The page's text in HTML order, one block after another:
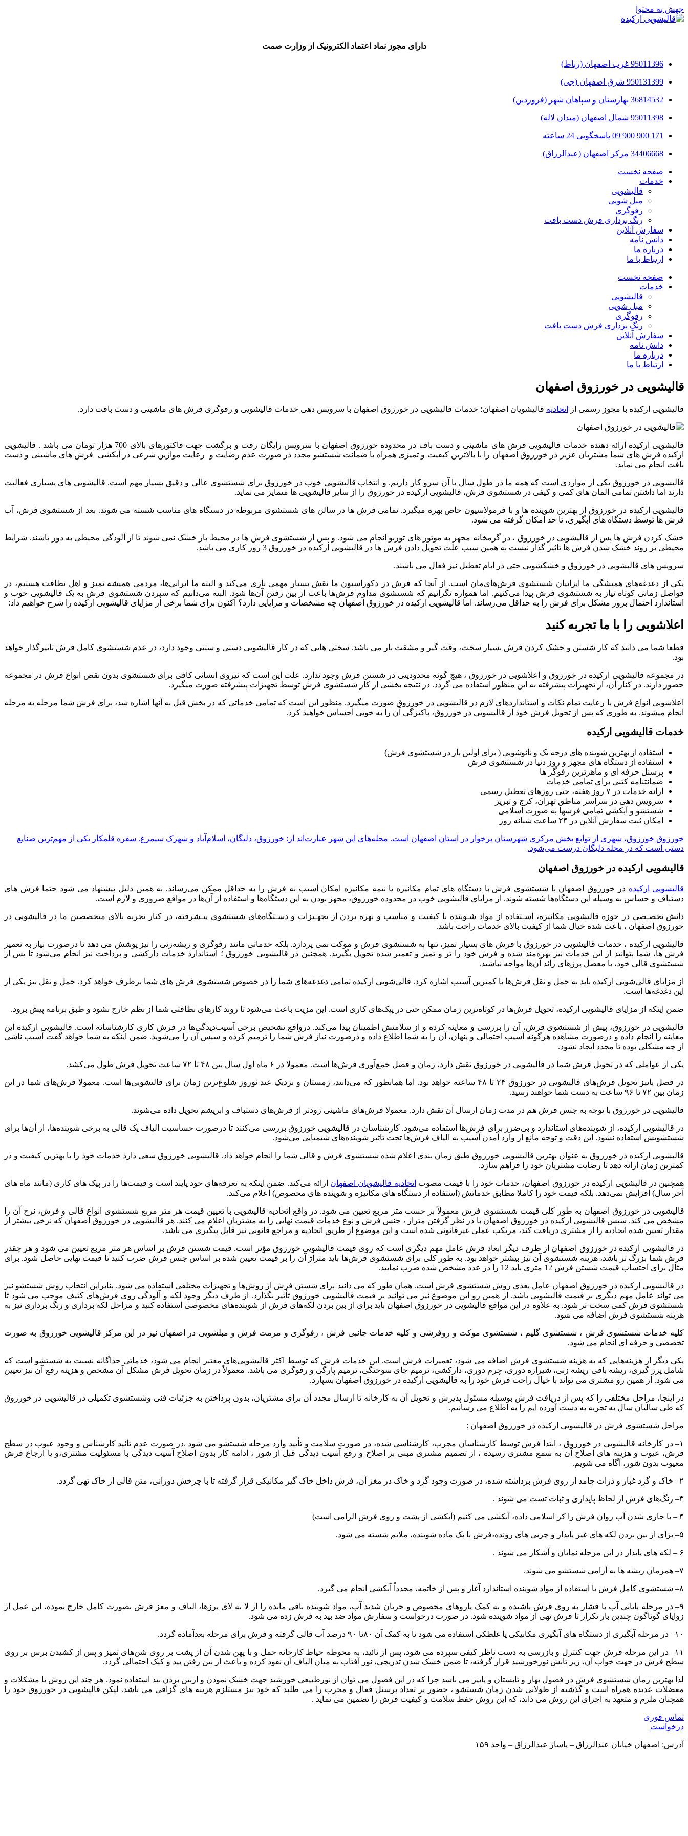
جهش به محتوا
دارای مجوز نماد اعتماد الکترونیک از وزارت صمت
95011396 غرب اصفهان (رباط)
950131399 شرق اصفهان (جی)
36814532 بهارستان و سپاهان شهر (فروردین)
95011398 شمال اصفهان (میدان لاله)
171 900 900 09 پاسخگویی 24 ساعته
34406668 مرکز اصفهان (عبدالرزاق)
صفحه نخست
خدمات
قالیشویی
مبل شویی
رفوگری
رنگ برداری فرش دست بافت
سفارش آنلاین
دانش نامه
درباره ما
ارتباط با ما
صفحه نخست
خدمات
قالیشویی
مبل شویی
رفوگری
رنگ برداری فرش دست بافت
سفارش آنلاین
دانش نامه
درباره ما
ارتباط با ما
قالیشویی در خورزوق اصفهان
قالیشویی ارکیده با مجوز رسمی از اتحادیه قالیشویان اصفهان؛ خدمات قالیشویی در خورزوق اصفهان با سرویس دهی خدمات قالیشویی و رفوگری فرش های ماشینی و دست بافت دارد.
قالیشویی ارکیده ارائه دهنده خدمات قالیشویی فرش های ماشینی و دست باف در محدوده خورزوق اصفهان با سرویس رایگان رفت و برگشت جهت فاکتورهای بالای هزار تومان می باشد . قالیشویی
ارکیده فرش های شما مشتریان عزیز در خورزوق اصفهان را با بالاترین کیفیت و تمیزی همراه با ضمانت شستشو مجدد در صورت عدم رضایت و رعایت موازین شرعی در آبکشی فرش های ماشینی و دست
بافت انجام می نماید.
قالیشویی در خورزوق یکی از مواردی است که همه ما در طول سال با آن سرو کار داریم. و انتخاب قالیشویی خوب در خورزوق برای شستشوی عالی و دقیق بسیار مهم است. قالیشویی های بسیاری فعالیت
دارند اما داشتن تمامی المان های کمی و کیفی در شستشوی فرش، قالیشویی ارکیده در خورزوق را از سایر قالیشویی ها متمایز می نماید.
قالیشویی ارکیده در خورزوق از بهترین شوینده ها و با فرمولاسیون خاص بهره میگیرد. تمامی فرش ها در سالن های شستشوی مربوطه در دستگاه های مناسب شسته می شوند. بعد از شستشوی فرش،
آب
فرش ها توسط دستگاه های آبگیری، تا حد امکان گرفته می شود.
خشک کردن فرش ها پس از قالیشویی در خورزوق ، در گرمخانه مجهز به موتور های توربو انجام می شود. و پس از شستشوی فرش ها در محیط باز خشک نمی شوند تا از آلودگی محیطی به دور باشند. شرایط
محیطی بر روند خشک شدن فرش ها تاثیر گذار نیست به همین سبب علت تحویل دادن فرش ها در قالیشویی ارکیده در خورزوق روز کاری می باشد.
سرویس های قالیشویی در خورزوق و خشکشویی حتی در ایام تعطیل نیز فعال می باشند.
یکی از دغدغه‌های همیشگی ما ایرانیان شستشوی فرش‌های‌مان است. از آنجا که فرش در دکوراسیون ما نقش بسیار مهمی بازی می‌کند و البته ما ایرانی‌ها، مردمی همیشه تمیز و اهل نظافت هستیم، در
فواصل زمانی کوتاه نیاز به شستشوی فرش پیدا می‌کنیم. اما همواره نگرانیم که شستشوی مداوم فرش‌ها باعث از بین رفتن آن‌ها شود. البته می‌دانیم که سپردن شستشوی فرش به یک قالیشویی خوب و
استاندارد احتمال بروز مشکل برای فرش را به‌ حداقل می‌رساند. اما قالیشویی ارکیده در خورزوق اصفهان چه مشخصات و مزایایی دارد؟ اکنون برای شما برخی از مزایای قالیشویی ارکیده را شرح خواهیم داد:
اعلاشویی را با ما تجربه کنید
قطعا شما می دانید که کار شستن و خشک کردن فرش بسیار سخت، وقت گیر و مشقت بار می باشد. سختی هایی که در کار قالیشویی دستی و سنتی وجود دارد، در عدم شستشوی کامل فرش تاثیرگذار خواهد
بود.
در مجموعه قالیشویی ارکیده در خورزوق و اعلاشویی در خورزوق ، هیچ گونه محدودیتی در شستن فرش وجود ندارد. علت این است که نیروی انسانی کافی برای شستشوی بدون نقص انواع فرش در مجموعه
حضور دارند. در کنار آن، از تجهیزات پیشرفته به این منظور استفاده می گردد. در نتیجه بخشی از کار شستشوی فرش توسط تجهیزات پیشرفته صورت میگیرد.
اعلاشویی انواع فرش با رعایت تمام نکات و استانداردهای لازم در قالیشویی در خورزوق صورت میگیرد. منظور این است که تمامی خدماتی که در بخش قبل به آنها اشاره شد، برای فرش شما مرحله به مرحله
انجام میشوند. به طوری که پس از تحویل فرش خود از قالیشویی در خورزوق، پاکیزگی آن را به خوبی احساس خواهید کرد.
خدمات قالیشویی ارکیده
استفاده از بهترین شوینده های درجه یک و نانوشویی ( برای اولین بار در شستشوی فرش)
استفاده از دستگاه های مجهز و روز دنیا در شستشوی فرش
پرسنل حرفه ای و ماهرترین رفوگر ها
ضمانتنامه کتبی برای تمامی خدمات
ارائه خدمات در ۷ روز هفته، حتی روزهای تعطیل رسمی
سرویس دهی در سراسر مناطق تهران، کرج و تبریز
شستشو و آبکشی تمامی فرشها به صورت اسلامی
امکان ثبت سفارش آنلاین در ۲۴ ساعت شبانه روز
خورزوق خورزوق، شهری از توابع بخش مرکزی شهرستان برخوار در استان اصفهان است. محله‌های این شهر عبارت‌اند از: خورزوق، دلیگان، اسلام‌آباد و شهرک سیمرغ. سفره قلمکار یکی از مهم‌ترین صنایع
دستی است که در محله دلیگان درست می‌شود.
قالیشویی ارکیده در خورزوق اصفهان
قالیشویی ارکیده در خورزوق اصفهان با شستشوی فرش با دستگاه‌ های تمام مکانیزه یا نیمه مکانیزه امکان آسیب به فرش را به حداقل ممکن می‌رساند. به‌ همین دلیل پیشنهاد می‌ شود حتما فرش‌ های
دستباف و حساس به وسیله این دستگاه‌ها شسته شوند. از مزایای قالیشویی خوب در محدوده خورزوق، مجهز بودن به این دستگاه‌ها و استفاده از آن‌ها در مواقع ضروری و لازم است.
دانش تخصـصی در حوزه قالیشویی مکانیزه، اسـتفاده از مواد شـوینده با کیفیت و مناسب و بهره بردن از تجهـیزات و دسـتگاه‌های شستشوی پیـشرفته، در کنار تجربه بالای متخصصین ما در قالیشویی در
خورزوق اصفهان ، باعث شده خیال شما از کیفیت بالای خدمات راحت باشد.
قالیشویی ارکیده ، خدمات قالیشویی در خورزوق با فرش های بسیار تمیز، تنها به شستشوی فرش و موکت نمی‌ پردازد. بلکه خدماتی مانند رفوگری و ریشه‌زنی را نیز پوشش می‌ دهد تا درصورت نیاز به تعمیر
فرش‌ ها، شما بتوانید از این خدمات نیز بهره‌مند شده و فرش خود را تر و تمیز و تعمیر شده تحویل بگیرید.همچنین در قالیشویی خورزوق ؛ استاندارد خدمات دارکشی و پرداخت نیز انجام می‌شود تا پس
از
شستشوی قالی خود، با معضل پرزهای زائد آن‌ها مواجه نباشید.
از مزایای قالی‌شویی ارکیده باید به حمل و نقل فرش‌ها با کمترین آسیب اشاره کرد. قالی‌شویی ارکیده تمامی دغدغه‌های شما را در خصوص شستشوی فرش‌ های شما برطرف خواهد کرد. حمل و نقل نیز یکی از
این دغدغه‌ها است.
ضمن اینکه از مزایای قالیشویی ارکیده، تحویل فرش‌ها در کوتاه‌ترین زمان ممکن حتی در پیک‌های کاری است. این مزیت باعث می‌شود تا روند کارهای نظافتی شما از نظم خارج نشود و طبق برنامه پیش برود.
قالیشویی در خورزوق، پیش از شستشوی فرش، آن را بررسی و معاینه کرده و از سلامتش اطمینان پیدا می‌کند.درواقع تشخیص برخی آسیب‌دیدگی‌ها در فرش کاری کارشناسانه است. قالیشویی ارکیده
این
معاینه را انجام داده و درصورت مشاهده هرگونه آسیب احتمالی و پنهان، آن را به شما اطلاع داده و درصورت نیاز فرش شما را ترمیم کرده و سپس آن را می‌شوید. ضمن اینکه به شما خواهد گفت آسیب ناشی
از چه مشکلی بوده تا مجدد ایجاد نشود.
یکی از عواملی که در تحویل فرش شما در قالیشویی در خورزوق نقش دارد، زمان و فصل جمع‌آوری فرش‌ها است. معمولا در ۶ ماه اول سال بین ۴۸ تا ۷۲ ساعت تحویل فرش طول می‌کشد.
در فصل پاییز تحویل فرش‌های قالیشویی در خورزوق ۲۴ تا ۴۸ ساعته خواهد بود. اما همانطور که می‌دانید، زمستان و نزدیک عید نوروز شلوغ‌ترین زمان برای قالیشویی‌ها است. معمولا فرش‌های شما در
این
زمان بین ۷۲ تا ۹۶ ساعت به دست شما خواهند رسید.
قالیشویی در خورزوق با توجه به جنس فرش هم در مدت زمان ارسال آن نقش دارد. معمولا فرش‌های ماشینی زودتر از فرش‌های دستباف و ابریشم تحویل داده می‌شوند.
در قالیشویی ارکیده، از شوینده‌های استاندارد و بی‌ضرر برای فرش‌ها استفاده می‌شود.کارشناسان در قالیشویی خورزوق بررسی می‌کنند تا درصورت حساسیت الیاف یک قالی به برخی شوینده‌ها، از آن‌ها برای
شستشویش استفاده نشود. این دقت و توجه مانع از وارد آمدن آسیب به الیاف فرش‌ها تحت تاثیر شوینده‌های شیمیایی می‌شود.
قالیشویی ارکیده در خورزوق به عنوان بهترین قالیشویی خورزوق طبق زمان بندی اعلام شده شستشوی فرش و قالی شما را انجام خواهد داد. قالیشویی خورزوق سعی دارد خدمات خود را با بهترین کیفیت و در
کمترین زمان ارائه دهد تا رضایت مشتریان خود را فراهم سازد.
همچنین در قالیشویی ارکیده در خورزوق اصفهان، خدمات خود را با قیمت مصوب اتحادیه قالیشویان اصفهان ارائه می‌کند. ضمن اینکه به تعرفه‌های خود پایند است و قیمت‌ها را در پیک‌ های کاری (مانند ماه‌ های
آخر سال) افزایش نمی‌دهد. بلکه قیمت خود را کاملا مطابق خدماتش ( استفاده از دستگاه های مکانیزه و شوینده‌ های مخصوص) اعلام می‌کند.
قالیشویی در خورزوق اصفهان به طور کلی قیمت شستشوی فرش معمولاً بر حسب متر مربع تعیین می شود. در واقع اتحادیه قالیشویی با تعیین قیمت هر متر مربع شستشوی انواع قالی و فرش، نرخ آن را
مشخص می کند. سپس قالیشویی ارکیده در خورزوق اصفهان با در نظر گرفتن متراژ ، جنس فرش و نوع خدمات قیمت نهایی را به مشتریان اعلام می کنند.هر قالیشویی در خورزوق اصفهان که نرخی بیشتر
از
مقدار تعیین شده اتحادیه را از مشتری دریافت کند، مرتکب عملی غیرقانونی شده است و این موضوع از طریق اتحادیه و مراجع قانونی نیز قابل پیگیری می باشد.
در قالیشویی ارکیده در خورزوق اصفهان از طرف دیگر ابعاد فرش عامل مهم دیگری است که روی قیمت قالیشویی خورزوق مؤثر است. قیمت شستن فرش بر اساس هر متر مربع تعیین می شود و هر چقدر
فرش شما بزرگ تر باشد، هزینه شستشوی آن نیز بیشتر خواهد بود. به طور کلی برای شستشوی فرش‌ها باید متراژ آن را بر قیمت تعیین شده بر اساس جنس فرش ضرب کنید تا قیمت نهایی حاصل شود. برای
مثال برای احتساب قیمت شستن فرش متری باید را در عدد مشخص شده ضرب نمایید.
در قالیشویی ارکیده در خورزوق اصفهان عامل بعدی روش شستشوی فرش است.همان طور که می دانید برای شستن فرش از روش‌ها و تجهیزات مختلفی استفاده می شود. بنابراین انتخاب روش شستشو نیز
می تواند عامل مهم دیگری بر قیمت قالیشویی باشد. از همین رو این موضوع نیز می توانید بر قیمت قالیشویی خورزوق تأثیر بگذارد. از طرف دیگر وجود لکه و آلودگی روی فرش‌های کثیف موجب می شود تا
شستشوی فرش کمی سخت تر شود. به علاوه در این مواقع قالیشویی در خورزوق اصفهان باید برای از بین بردن لکه‌های فرش از شوینده‌های مخصوصی استفاده کنید و مراحل لکه برداری و رنگ برداری نیز به
هزینه شستشوی فرش اضافه می شود.
کلیه خدمات شستشوی فرش ، شستشوی گلیم ، شستشوی موکت و روفرشی و کلیه خدمات جانبی فرش ، رفوگری و مرمت فرش و مبلشویی در اصفهان نیز در این مرکز قالیشویی خورزوق به صورت
تخصصی و حرفه ای انجام می شود.
یکی دیگر از هزینه‌هایی که به هزینه شستشوی فرش اضافه می شود، تعمیرات فرش است. این خدمات فرش که توسط اکثر قالیشویی‌های معتبر انجام می شود، خدماتی جداگانه نسبت به شستشو است که
شامل پرز گیری، ریشه بافی ریشه زنی، شیرازه دوری، چرم دوری، دارکشی، ترمیم جای سوختگی، ترمیم پارگی و رفوگری می باشد. معمولاً در زمان تحویل فرش مشکل آن مشخص و هزینه رفع آن نیز تعیین
می شود. از همین رو مشتری می تواند با خیال راحت فرش خود را به قالیشویی ارکیده در خورزوق اصفهان بسپارد.
در اینجا، مراحل مختلفی را که پس از دریافت فرش بوسیله مسئول پذیرش و تحویل آن به کارخانه تا ارسال مجدد آن برای مشتریان، بدون پرداختن به جزئیات فنی وشستشوی تکمیلی در قالیشویی در خورزوق
که طی سالیان سال به تجربه به دست آورده ایم را به اطلاع می رسانیم.
مراحل شستشوی فرش در قالیشویی ارکیده در خورزوق اصفهان :
۱–در کارخانه قالیشویی در خورزوق ، ابتدا فرش توسط کارشناسان مجرب، کارشناسی شده، در صورت سلامت و تأیید وارد مرحله شستشو می شود .در صورت عدم تائید کارشناس و وجود عیوب در
سطح
فرش، عیوب و هزینه های اصلاح آن به سمع مشتری رسیده ، از تصمیم مشتری مبنی بر اصلاح و رفع آسیب دیدگی قبل از شور ، ادامه کار بدون اصلاح آسیب دیدگی با مسئولیت مشتری،و یا ارجاع فرش
معیوب بدون شور، آگاه می شویم.
۲– خاک و گرد غبار و ذرات جامد از روی فرش برداشته شده، در صورت وجود گرد و خاک در مغز آن، فرش داخل خاک گیر مکانیکی قرار گرفته تا با چرخش دورانی، متن قالی از خاک تهی گردد.
۳– رنگ‌های فرش از لحاظ پایداری و ثبات تست می شوند .
۴ – با جاری شدن آب روان فرش را کر اسلامی داده، آبکشی می کنیم ( آبکشی از پشت و روی فرش الزامی است)
۵– برای از بین بردن لکه های غیر پایدار و چربی های رونده،فرش با یک ماده شوینده، ملایم شسته می شود.
۶ – لکه های پایدار در این مرحله نمایان و آشکار می شوند .
۷– همزمان ریشه ها به آرامی شستشو می شوند.
۸– شستشوی کامل فرش با استفاده از مواد شوینده استاندارد آغاز و پس از خاتمه، مجدداً آبکشی انجام می گیرد.
۹–در مرحله پایانی آب با فشار به روی فرش پاشیده و به کمک پاروهای مخصوص و جریان شدید آب، مواد شوینده باقی مانده را از لا به لای پرزها، الیاف و مغز فرش بصورت کامل خارج نموده، این عمل
از
زوایای گوناگون چندین بار تکرار تا فرش تهی از مواد شوینده شود. در صورت درخواست و سفارش مواد ضد بید به فرش زده می شود.
۱۰– در مرحله آبگیری از دستگاه های آبگیری مکانیکی یا غلطکی استفاده می شود تا به کمک آن ۸۰تا ۹۰ درصد آب قالی گرفته و فرش برای مرحله بعدآماده گردد.
۱۱–در این مرحله فرش جهت کنترل و بازرسی به دست ناظر کیفی سپرده می شود، پس از تائید، به محوطه حیاط کارخانه حمل و با پهن شدن آن از پشت بر روی شن‌های تمیز و پس از کشیدن برس بر روی
سطح فرش در جهت خواب آن، زیر تابش نورخورشید قرار گرفته، تا ضمن خشک شدن تدریجی، نور آفتاب به میان الیاف آن نفوذ کرده و باعث از بین رفتن بید و کپک احتمالی گردد.
لذا بهترین زمان شستشوی فرش در فصول بهار و تابستان و پاییز می باشد چرا که در این فصول می توان از نورطبیعی خورشید جهت خشک نمودن و ازبین بردن بید استفاده نمود. هر چند این روش با مشکلات و
معضلات عدیده همراه است و گذشته از طولانی شدن زمان شستشو ، حضور پر تعداد پرسنل فعال و مجرب را می طلبد که خود نیز مستلزم هزینه های گزافی می باشد. لیکن قالیشویی در خورزوق خود را
همچنان ملزم و متعهد به اجرای این روش می داند، که این روش حفظ سلامت و کیفیت فرش را تضمین می نماید .
تماس فوری
درخواست
آدرس: اصفهان خیابان عبدالرزاق – پاساژ عبدالرزاق – واحد ۱۵۹